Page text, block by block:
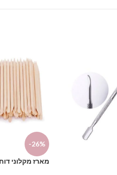
-26%
מארז מקלוני